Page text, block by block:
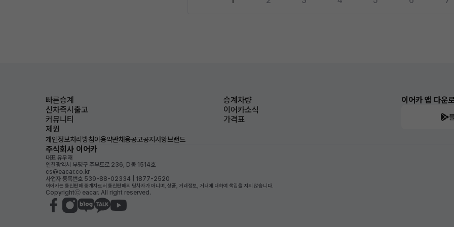
빠른승계
승계차량
신차즉시출고
이어카소식
커뮤니티
가격표
제원
이어카 앱 다운
개인정보처리방침이용약관채용공고공지사항브랜드
주식회사 이어카
대표 유우재
인천광역시 부평구 주부토로 236, D동 1514호
cs@eacar.co.kr
사업자 등록번호 539-88-02334 | 1877-2520
이어카는 통신판매 중개자로서 통신판매의 당사자가 아니며, 상품, 거래정보, 거래에 대하여 책임을 지지 않습니다.
Copyrightⓒ eacar. All right reserved.